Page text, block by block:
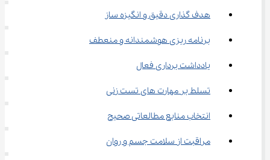
هدف‌ گذاری دقیق و انگیزه‌ ساز
برنامه ‌ریزی هوشمندانه و منعطف
یادداشت ‌برداری فعال
تسلط بر مهارت ‌های تست ‌زنی
انتخاب منابع مطالعاتی صحیح
مراقبت از سلامت جسم و روان